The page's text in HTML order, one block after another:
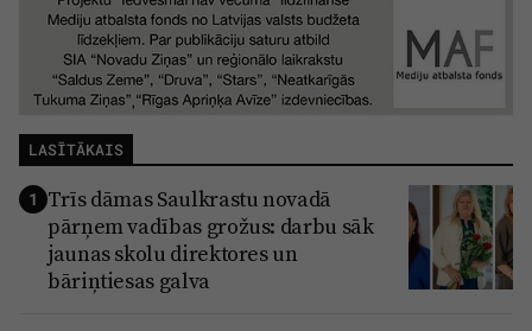
LASĪTĀKAIS
1 Trīs dāmas Saulkrastu novadā
pārņem vadības grožus: darbu sāk
jaunas skolu direktores un
bāriņtiesas galva